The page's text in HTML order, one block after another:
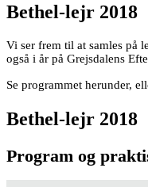
Bethel-lejr 2018
Vi ser frem til at samles på
også i år på Grejsdalens
Se programmet herunder,
Bethel-lejr 2018
Program og